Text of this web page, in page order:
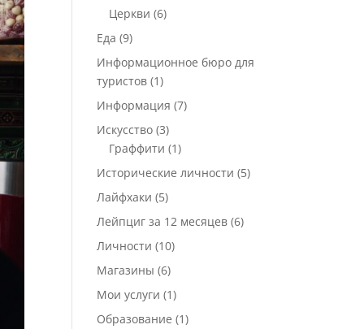
Церкви (6)
Еда (9)
Информационное бюро для
туристов (1)
Информация (7)
Искусство (3)
Граффити (1)
Исторические личности (5)
Лайфхаки (5)
Лейпциг за 12 месяцев (6)
Личности (10)
Магазины (6)
Мои услуги (1)
Образование (1)